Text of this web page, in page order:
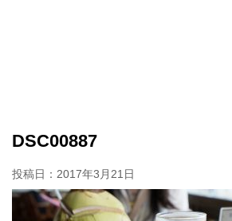
DSC00887
投稿日： 2017年3月21日